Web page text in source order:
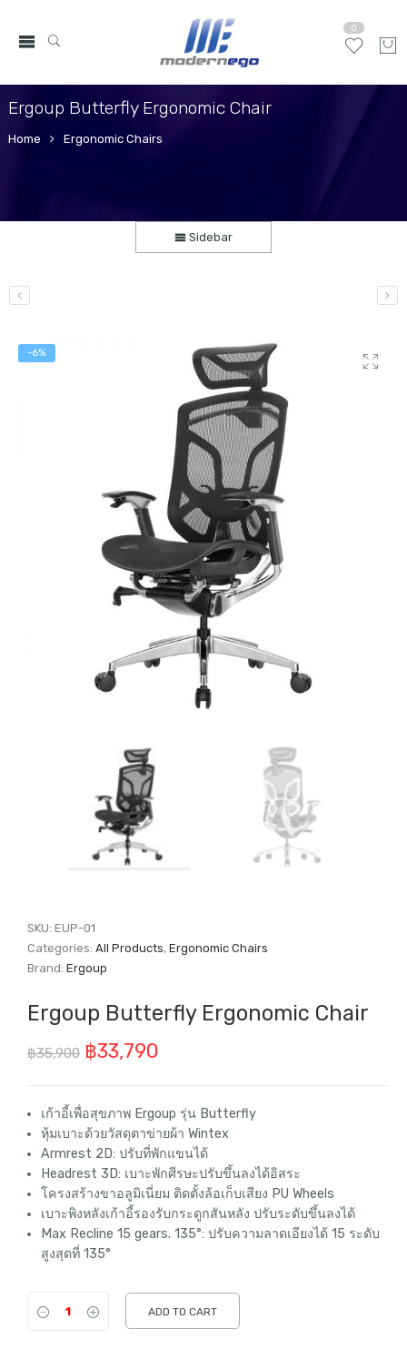
0
Ergoup Butterfly Ergonomic Chair
Home Ergonomic Chairs
Sidebar
-6%
SKU:EUP-01
Categories:All Products,Ergonomic Chairs
Brand:Ergoup
Ergoup Butterfly Ergonomic Chair
฿35,900 Original
was:
฿35,900.
฿33,790
is:
฿33,790.
เก้าอี้เพื่อสุขภาพ Ergoup รุ่น Butterfly
หุ้มเบาะด้วยวัสดุตาข่ายผ้า Wintex
Armrest 2D: ปรับที่พักแขนได้
Headrest 3D: เบาะพักศีรษะปรับขึ้นลงได้อิสระ
โครงสร้างขาอลูมิเนี่ยม ติดตั้งล้อเก็บเสียง PU Wheels
เบาะพิงหลังเก้าอี้รองรับกระดูกสันหลัง ปรับระดับขึ้นลงได้
Max Recline 15 gears. 135°: ปรับความลาดเอียงได้ 15 ระดับ
สูงสุดที่ 135°
ADD TO CART